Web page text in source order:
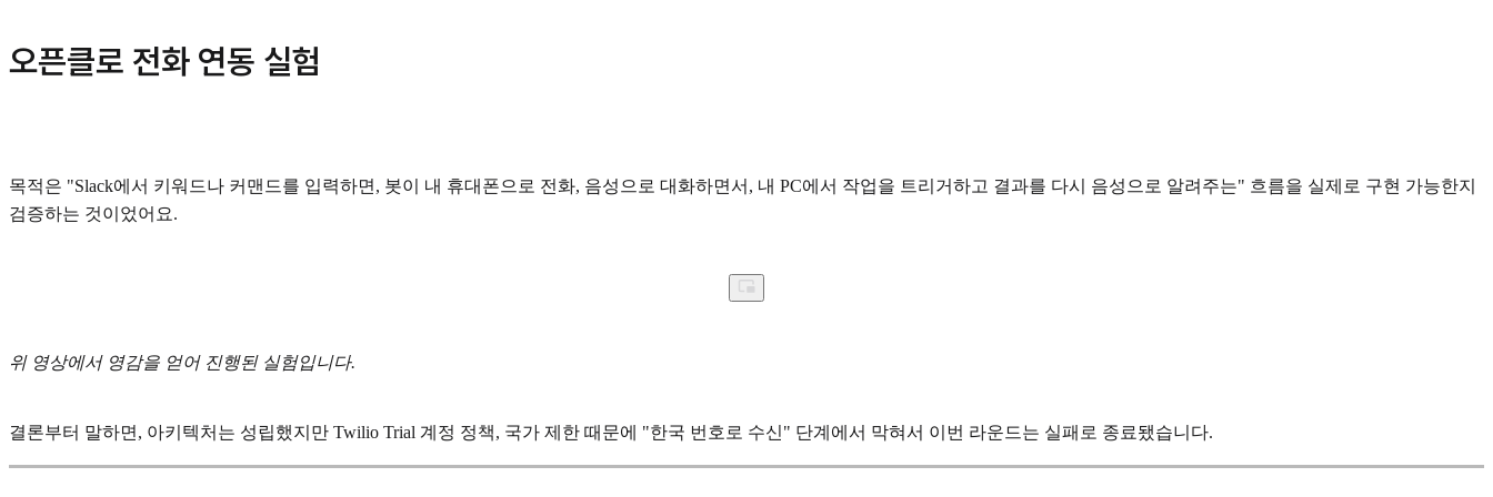
오픈클로 전화 연동 실험
목적은 "Slack에서 키워드나 커맨드를 입력하면, 봇이 내 휴대폰으로 전화, 음성으로 대화하면서, 내 PC에서 작업을 트리거하고 결과를 다시 음성으로 알려주는" 흐름을 실제로 구현 가능한지
검증하는 것이었어요.
위 영상에서 영감을 얻어 진행된 실험입니다.
결론부터 말하면, 아키텍처는 성립했지만 Twilio Trial 계정 정책, 국가 제한 때문에 "한국 번호로 수신" 단계에서 막혀서 이번 라운드는 실패로 종료됐습니다.